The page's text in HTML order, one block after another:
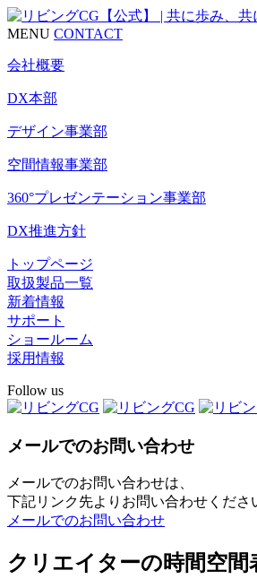
MENU CONTACT
会社概要
DX本部
デザイン事業部
空間情報事業部
360°プレゼンテーション事業部
DX推進方針
トップページ
取扱製品一覧
新着情報
サポート
ショールーム
採用情報
Follow us
メールでのお問い合わせ
メールでのお問い合わせは、
下記リンク先よりお問い合わせくださ
メールでのお問い合わせ
クリエイターの時間空間